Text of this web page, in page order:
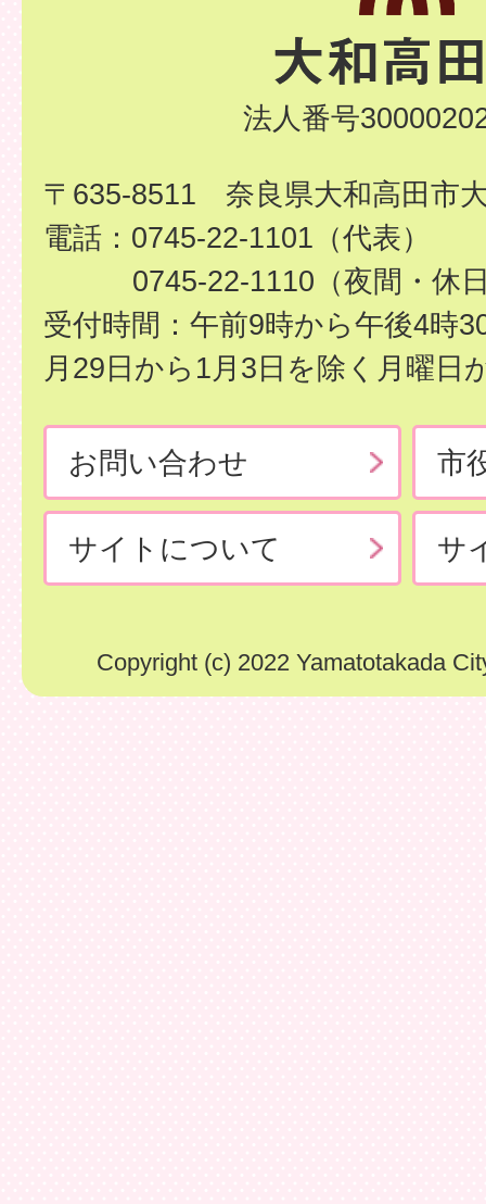
法人番号
〒635-8511 奈良県大和高田市
電話：0745-22-1101（代表）
0745-22-1110（夜間・休
受付時間：午前9時から午後4時
月29日から1月3日を除く月曜日
お問い合わせ 市
サイトについて サ
Copyright (c) 2022 Yamatotakada